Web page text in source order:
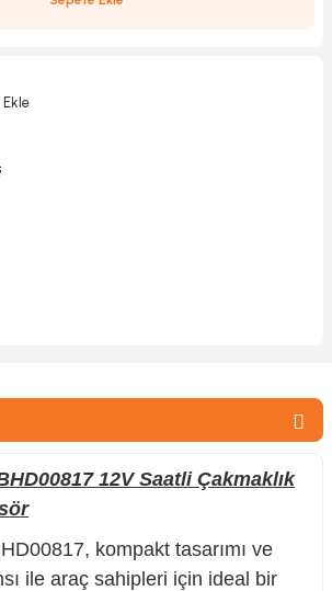
12V Saatli Çakmaklık
kompakt tasarımı ve
ile araç sahipleri için ideal bir